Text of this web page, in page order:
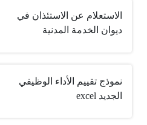
الاستعلام عن الاستئذان في
ديوان الخدمة المدنية
نموذج تقييم الأداء الوظيفي
الجديد excel